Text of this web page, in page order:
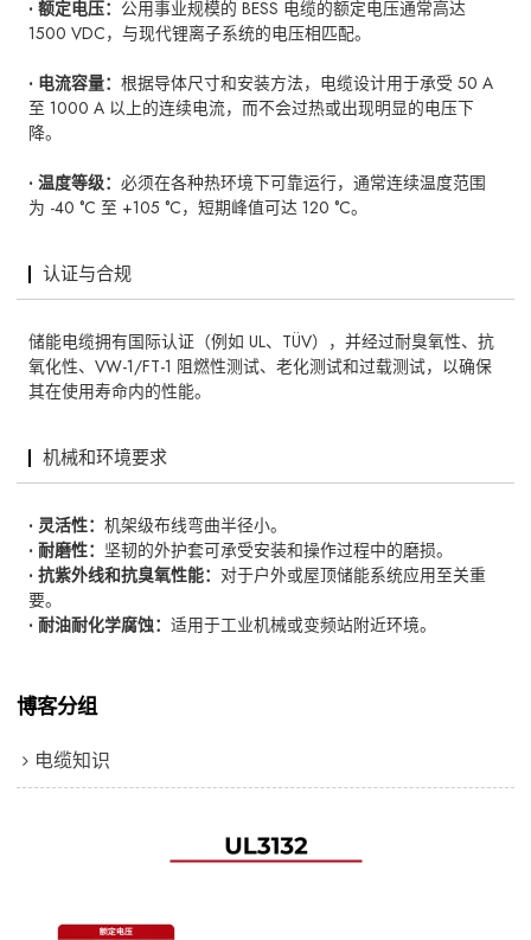
· 额定电压： 公用事业规模的 BESS 电缆的额定电压通常高达
1500 VDC，与现代锂离子系统的电压相匹配。
· 电流容量：根据导体尺寸和安装方法，电缆设计用于承受 50 A
至 1000 A 以上的连续电流，而不会过热或出现明显的电压下
降。
· 温度等级：必须在各种热环境下可靠运行，通常连续温度范围
为 -40 °C 至 +105 °C，短期峰值可达 120 °C。
认证与合规
储能电缆拥有国际认证（例如 UL、TÜV），并经过耐臭氧性、抗
氧化性、VW-1/FT-1 阻燃性测试、老化测试和过载测试，以确保
其在使用寿命内的性能。
机械和环境要求
· 灵活性：机架级布线弯曲半径小。
· 耐磨性：坚韧的外护套可承受安装和操作过程中的磨损。
· 抗紫外线和抗臭氧性能： 对于户外或屋顶储能系统应用至关重
要。
· 耐油耐化学腐蚀：适用于工业机械或变频站附近环境。
博客分组
电缆知识